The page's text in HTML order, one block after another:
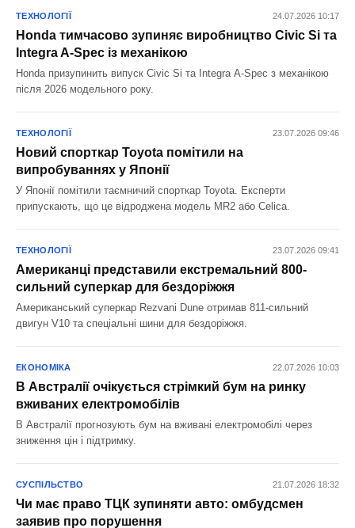
ТЕХНОЛОГІЇ 24.07.2026 10:17
Honda тимчасово зупиняє виробництво Civic Si та
Integra A-Spec із механікою
Honda призупинить випуск Civic Si та Integra A-Spec з механікою
після 2026 модельного року.
ТЕХНОЛОГІЇ 23.07.2026 09:46
Новий спорткар Toyota помітили на
випробуваннях у Японії
У Японії помітили таємничий спорткар Toyota. Експерти
припускають, що це відроджена модель MR2 або Celica.
ТЕХНОЛОГІЇ 23.07.2026 09:41
Американці представили екстремальний 800-
сильний суперкар для бездоріжжя
Американський суперкар Rezvani Dune отримав 811-сильний
двигун V10 та спеціальні шини для бездоріжжя.
ЕКОНОМІКА 22.07.2026 10:03
В Австралії очікується стрімкий бум на ринку
вживаних електромобілів
В Австралії прогнозують бум на вживані електромобілі через
зниження цін і підтримку.
СУСПІЛЬСТВО 21.07.2026 18:32
Чи має право ТЦК зупиняти авто: омбудсмен
заявив про порушення